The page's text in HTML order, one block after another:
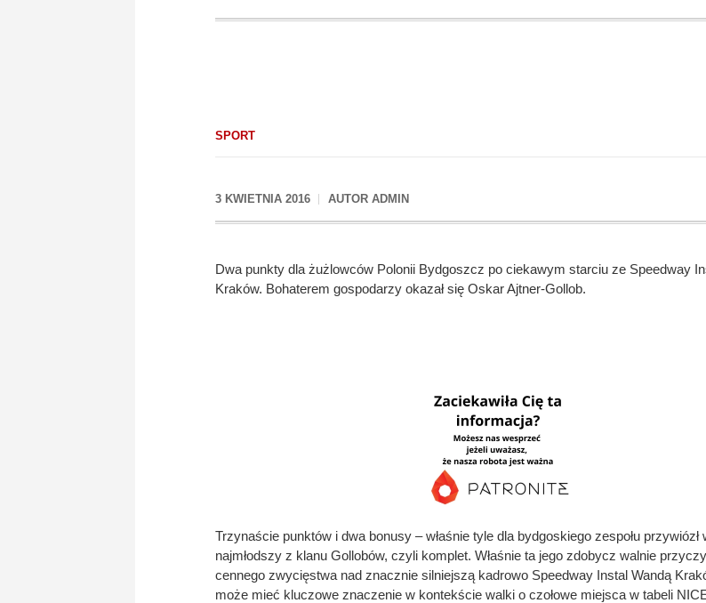
SPORT
3 KWIETNIA 2016 AUTOR ADMIN
Dwa punkty dla żużlowców Polonii Bydgoszcz po ciekawym starciu ze Speedway
Kraków. Bohaterem gospodarzy okazał się Oskar Ajtner-Gollob.
Trzynaście punktów i dwa bonusy – właśnie tyle dla bydgoskiego zespołu przywiózł
najmłodszy z klanu Gollobów, czyli komplet. Właśnie ta jego zdobycz walnie
cennego zwycięstwa nad znacznie silniejszą kadrowo Speedway Instal Wandą
może mieć kluczowe znaczenie w kontekście walki o czołowe miejsca w tabeli